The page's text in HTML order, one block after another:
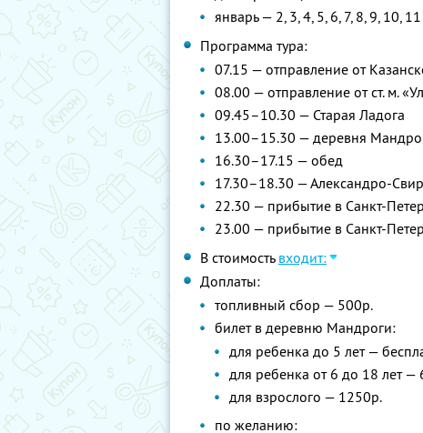
январь — 2, 3, 4, 5, 6, 7, 8, 9, 10, 11
Программа тура:
07.15 — отправление от
08.00 — отправление от ст. м.
09.45–10.30 — Старая Ладога
13.00–15.30 — деревня
16.30–17.15 — обед
17.30–18.30 — Александро-
22.30 — прибытие в Санкт-
23.00 — прибытие в Санкт-
В стоимость входит:
Доплаты:
топливный сбор — 500р.
билет в деревню Мандроги:
для ребенка до 5 лет —
для ребенка от 6 до 18 лет —
для взрослого — 1250р.
по желанию: